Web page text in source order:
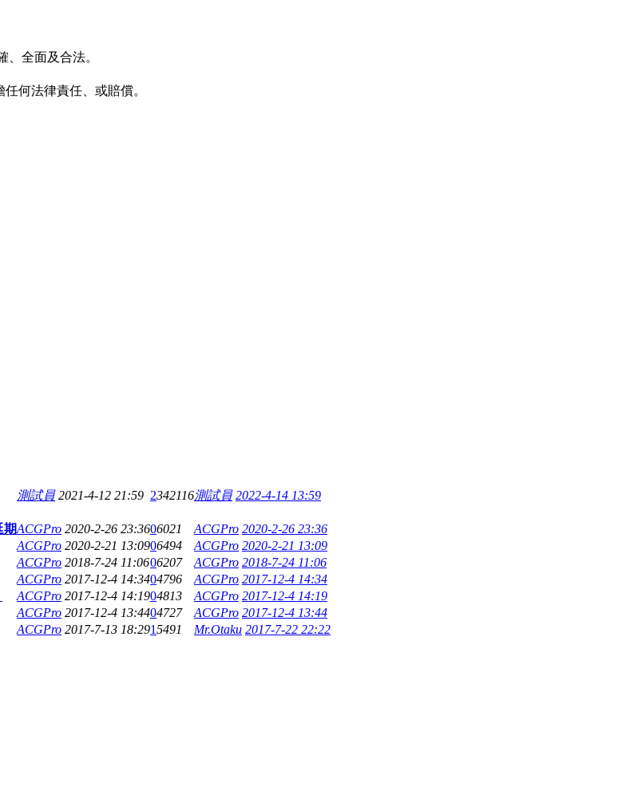
全面及合法。
何法律責任、或賠償。
測試員 2021-4-12 21:59 2342116測試員 2022-4-14 13:59
期ACGPro 2020-2-26 23:3606021 ACGPro 2020-2-26 23:36
ACGPro 2020-2-21 13:0906494 ACGPro 2020-2-21 13:09
ACGPro 2018-7-24 11:0606207 ACGPro 2018-7-24 11:06
ACGPro 2017-12-4 14:3404796 ACGPro 2017-12-4 14:34
ACGPro 2017-12-4 14:1904813 ACGPro 2017-12-4 14:19
ACGPro 2017-12-4 13:4404727 ACGPro 2017-12-4 13:44
ACGPro 2017-7-13 18:2915491 Mr.Otaku 2017-7-22 22:22